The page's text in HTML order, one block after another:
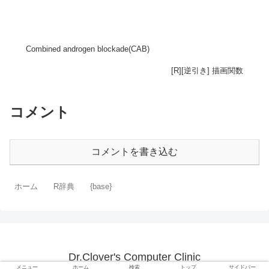
Combined androgen blockade(CAB)
[R][逆引き] 描画関数
コメント
コメントを書き込む
ホーム R辞典 {base}
Dr.Clover's Computer Clinic
メニュー ホーム 検索 トップ サイドバー